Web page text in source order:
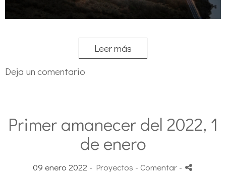
Leer más
Deja un comentario
Primer amanecer del 2022, 1
de enero
09 enero 2022 - Proyectos - Comentar -